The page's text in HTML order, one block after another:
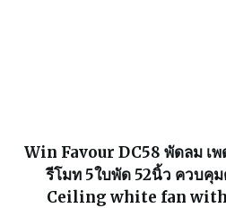
Win Favour DC58 พัดลม เ
รีโมท 5ใบพัด 52นิ้ว ควบคุ
Ceiling white fan